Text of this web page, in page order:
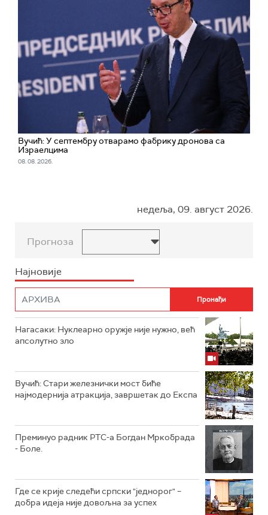
Вучић: У септембру отварамо фабрику дронова са
Израелцима
08. 08. 2026.
недеља, 09. август 2026.
Прогноза
Најновије
Нагасаки: Нуклеарно оружје није нужно, већ
апсолутно зло
Вучић: Стари железнички мост биће
најмодернија атракција, завршетак до Експа
Преминуо радник РТС-а Богдан Мркобрада
- Боле.
Где се крије следећи српски "једнорог" –
добра идеја није довољна за успех